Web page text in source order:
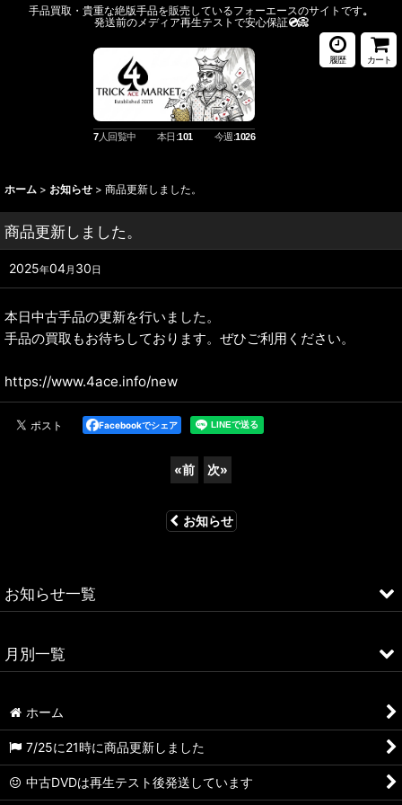
手品買取・貴重な絶版手品を販売しているフォーエースのサイトです。
発送前のメディア再生テストで安心保証💿️📀
7人回覧中 本日:101 今週:1026
履歴 カート
ホーム > お知らせ > 商品更新しました。
商品更新しました。
2025年04月 30 日
本日中古手品の更新を行いました。
手品の買取もお待ちしております。ぜひご利用ください。
https://www.4ace.info/new
Facebookでシェア
«前 次»
お知らせ
お知らせ一覧
PWブログ
月別一覧
2023年
ホーム
7/25に21時に商品更新しました
中古DVDは再生テスト後発送しています